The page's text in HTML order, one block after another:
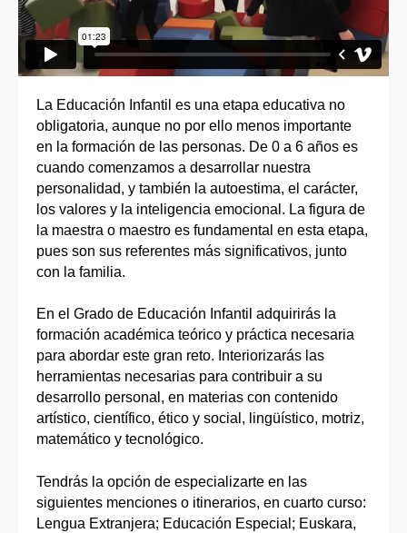
La Educación Infantil es una etapa educativa no
obligatoria, aunque no por ello menos importante
en la formación de las personas. De 0 a 6 años es
cuando comenzamos a desarrollar nuestra
personalidad, y también la autoestima, el carácter,
los valores y la inteligencia emocional. La figura de
la maestra o maestro es fundamental en esta etapa,
pues son sus referentes más significativos, junto
con la familia.
En el Grado de Educación Infantil adquirirás la
formación académica teórico y práctica necesaria
para abordar este gran reto. Interiorizarás las
herramientas necesarias para contribuir a su
desarrollo personal, en materias con contenido
artístico, científico, ético y social, lingüístico, motriz,
matemático y tecnológico.
Tendrás la opción de especializarte en las
siguientes menciones o itinerarios, en cuarto curso:
Lengua Extranjera; Educación Especial; Euskara,